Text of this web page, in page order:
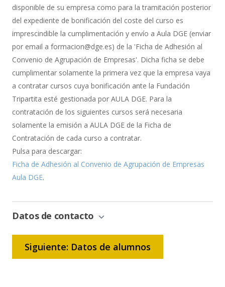
Bonificación
disponible de su empresa como para la tramitación posterior
del expediente de bonificación del coste del curso es
imprescindible la cumplimentación y envío a Aula DGE (enviar
por email a formacion@dge.es) de la 'Ficha de Adhesión al
Convenio de Agrupación de Empresas'. Dicha ficha se debe
cumplimentar solamente la primera vez que la empresa vaya
a contratar cursos cuya bonificación ante la Fundación
Tripartita esté gestionada por AULA DGE. Para la
contratación de los siguientes cursos será necesaria
solamente la emisión a AULA DGE de la Ficha de
Contratación de cada curso a contratar.
Pulsa para descargar:
Ficha de Adhesión al Convenio de Agrupación de Empresas
Aula DGE.
Datos de contacto
Siguiente: Datos de alumnos